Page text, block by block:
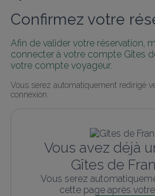
Confirmez votre
Afin de valider votre réservation,
connecter à votre compte Gîtes
votre compte voyageur.
Vous serez automatiquement redirigé
connexion.
Vous avez déjà
Gîtes de
Vous serez
cette page après